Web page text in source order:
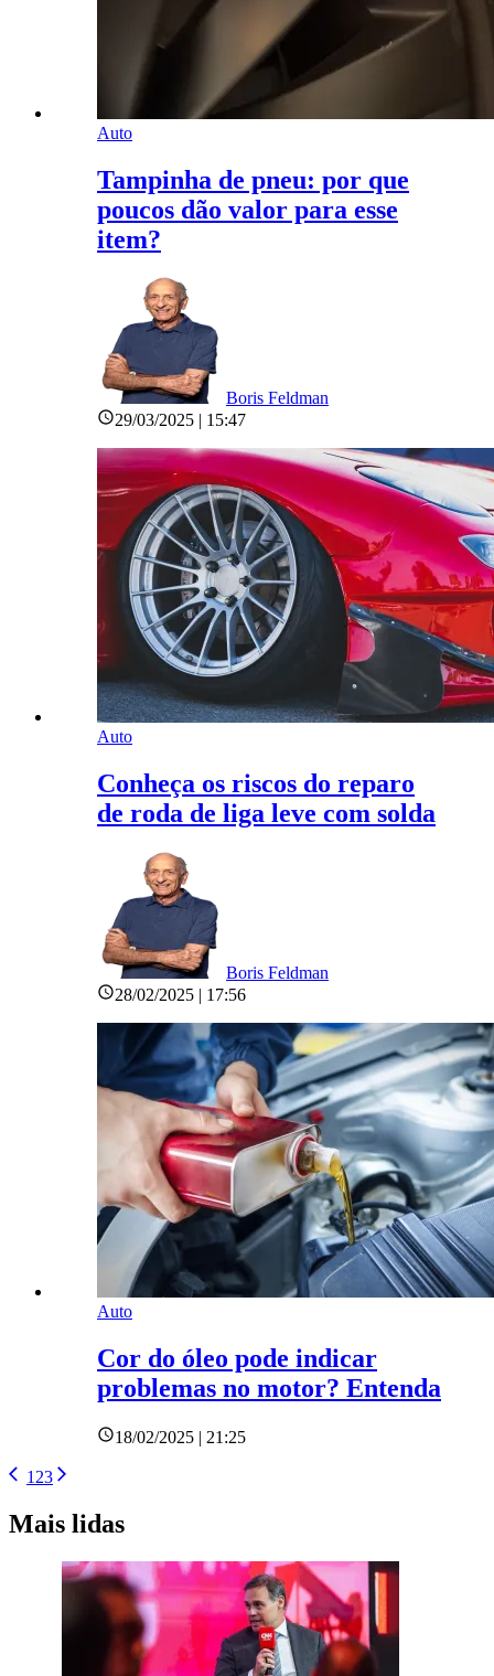
Auto
Tampinha de pneu: por que
poucos dão valor para esse
item?
Boris Feldman
29/03/2025 | 15:47
Auto
Conheça os riscos do reparo
de roda de liga leve com solda
Boris Feldman
28/02/2025 | 17:56
Auto
Cor do óleo pode indicar
problemas no motor? Entenda
18/02/2025 | 21:25
1 23
Mais lidas